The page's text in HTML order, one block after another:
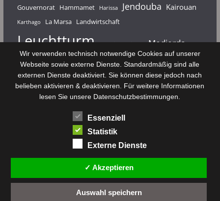
Gouvernorat Hammamet Harissa Jendouba Kairouan
Karthago La Marsa Landwirtschaft
Leuchtturm Mahdia Majerda Medjerda
Monastir Médenine Nabeul Nouvelair Punier
Rundfunk Römer Salzsee Sebkha
Sfax Sidi Bou Said Souk El Arba Sousse
Stadt Tabarka Telekommunikation
Zaghouan
Wir verwenden technisch notwendige Cookies auf unserer
Webseite sowie externe Dienste. Standardmäßig sind alle
externen Dienste deaktiviert. Sie können diese jedoch nach
belieben aktivieren & deaktivieren. Für weitere Informationen
lesen Sie unsere Datenschutzbestimmungen.
Essenziell
Statistik
Externe Dienste
✓ Akzeptieren
Auswahl speichern